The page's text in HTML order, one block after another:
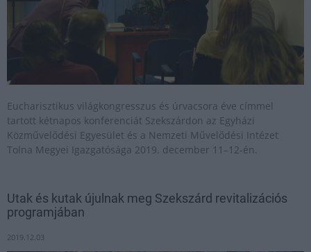
Eucharisztikus világkongresszus és úrvacsora éve címmel
tartott kétnapos konferenciát Szekszárdon az Egyházi
Közművelődési Egyesület és a Nemzeti Művelődési Intézet
Tolna Megyei Igazgatósága 2019. december 11–12-én.
Utak és kutak újulnak meg Szekszárd revitalizációs
programjában
2019.12.03